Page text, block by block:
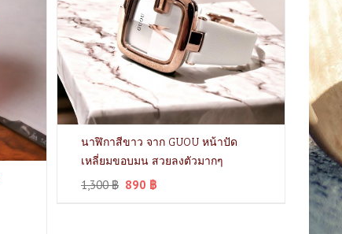
นาฬิกาสีขาว จาก GUOU หน้าปัด
เหลี่ยมขอบมน สวยลงตัวมากๆ
1,300฿ 890 ฿